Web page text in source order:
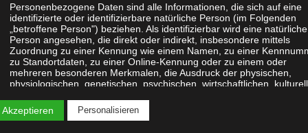
Personenbezogene Daten sind alle Informationen, die sich auf eine
identifizierte oder identifizierbare natürliche Person (im Folgenden
„betroffene Person") beziehen. Als identifizierbar wird eine natürliche
Person angesehen, die direkt oder indirekt, insbesondere mittels
Zuordnung zu einer Kennung wie einem Namen, zu einer
zu Standortdaten, zu einer Online-Kennung oder zu einem oder
mehreren besonderen Merkmalen, die Ausdruck der physischen,
physiologischen, genetischen, psychischen, wirtschaftlichen,
werden kann.
Personalisieren